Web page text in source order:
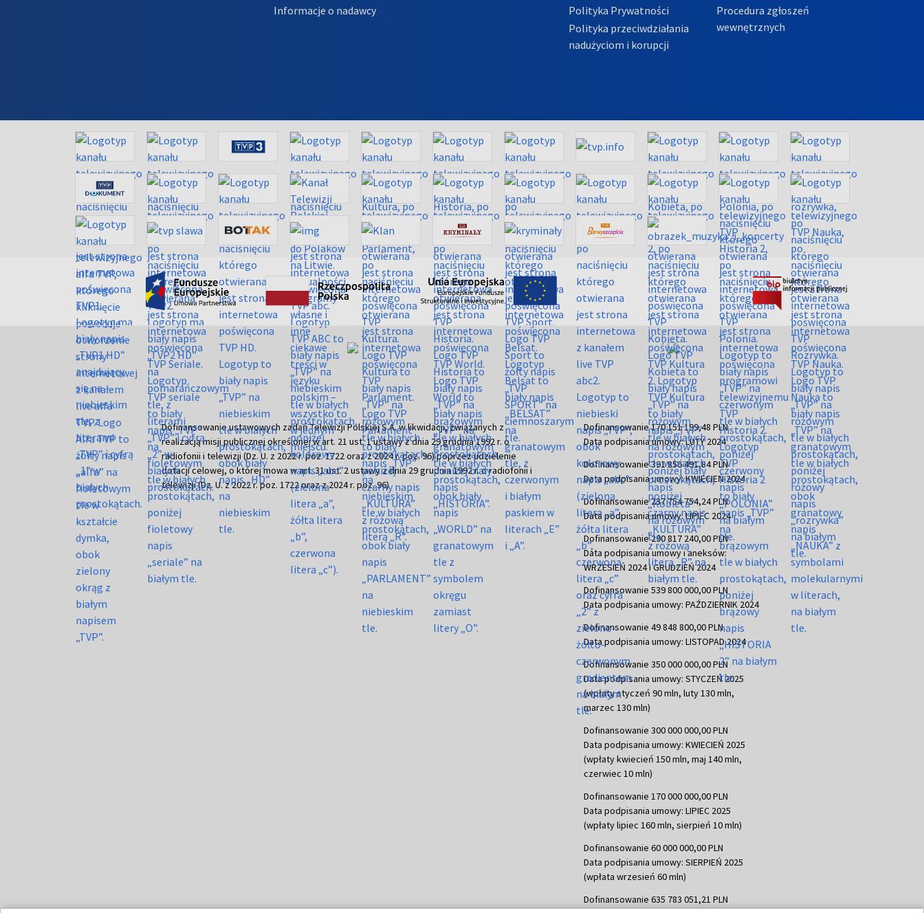
Informacje o nadawcy
Polityka Prywatności
Polityka przeciwdziałania
nadużyciom i korupcji
Procedura zgłoszeń
wewnętrznych
Dofinansowanie ustawowych zadań Telewizji Polskiej S.A. w likwidacji, związanych z
realizacją misji publicznej określonej w art. 21 ust. 1 ustawy z dnia 29 grudnia 1992 r. o
radiofonii i telewizji (Dz. U. z 2022 r. poz. 1722 oraz z 2024 r. poz. 96) poprzez udzielenie
dotacji celowej, o której mowa w art. 31 ust. 2 ustawy z dnia 29 grudnia 1992 r. o radiofonii i
telewizji (Dz. U. z 2022 r. poz. 1722 oraz z 2024 r. poz. 96)
Dofinansowanie 170 151 199,48 PLN
Data podpisania umowy: LUTY 2024
Dofinansowanie 391 856 491,84 PLN
Data podpisania umowy: KWIECIEŃ 2024
Dofinansowanie 237 754 754,24 PLN
Data podpisania umowy: LIPIEC 2024
Dofinansowanie 290 817 240,00 PLN
Data podpisania umowy i aneksów:
WRZESIEŃ 2024 i GRUDZIEŃ 2024
Dofinansowanie 539 800 000,00 PLN
Data podpisania umowy: PAŹDZIERNIK 2024
Dofinansowanie 49 848 800,00 PLN
Data podpisania umowy: LISTOPAD 2024
Dofinansowanie 350 000 000,00 PLN
Data podpisania umowy: STYCZEŃ 2025
(wpłaty styczeń 90 mln, luty 130 mln,
marzec 130 mln)
Dofinansowanie 300 000 000,00 PLN
Data podpisania umowy: KWIECIEŃ 2025
(wpłaty kwiecień 150 mln, maj 140 mln,
czerwiec 10 mln)
Dofinansowanie 170 000 000,00 PLN
Data podpisania umowy: LIPIEC 2025
(wpłaty lipiec 160 mln, sierpień 10 mln)
Dofinansowanie 60 000 000,00 PLN
Data podpisania umowy: SIERPIEŃ 2025
(wpłata wrzesień 60 mln)
Dofinansowanie 635 783 051,21 PLN